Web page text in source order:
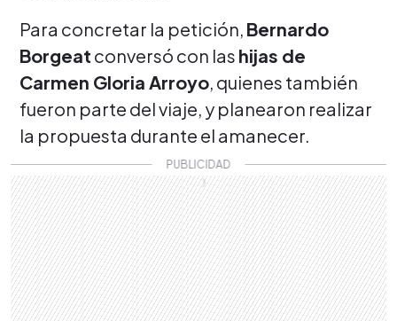
Para concretar la petición, Bernardo
Borgeat conversó con las hijas de
Carmen Gloria Arroyo, quienes también
fueron parte del viaje, y planearon realizar
la propuesta durante el amanecer.